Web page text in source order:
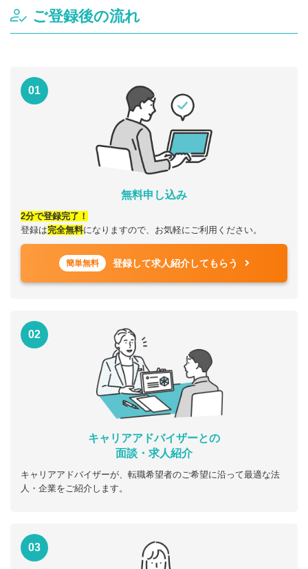
ご登録後の流れ
01
無料申し込み
2分で登録完了！
登録は完全無料になりますので、お気軽にご利用ください。
簡単無料 登録して求人紹介してもらう
02
キャリアアドバイザーとの
面談・求人紹介
キャリアアドバイザーが、転職希望者のご希望に沿って最適な法
人・企業をご紹介します。
03